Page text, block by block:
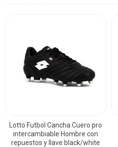
Lotto Futbol Cancha Cuero pro
intercambiable Hombre con
repuestos y llave black/white